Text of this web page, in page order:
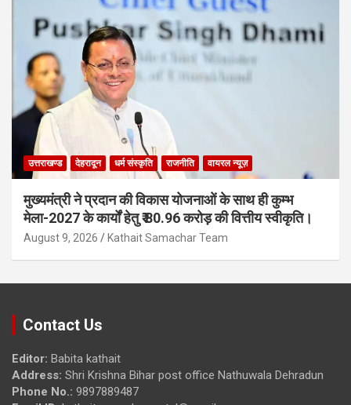
उत्तराखण्ड देहरादून धर्म संस्कृति राजनीति वायरल न्यूज़
मुख्यमंत्री ने प्रदान की विकास योजनाओं के साथ ही कुम्भ
मेला-2027 के कार्यों हेतु ₹ 80.96 करोड़ की वित्तीय स्वीकृति।
August 9, 2026 Kathait Samachar Team
Contact Us
Editor: Babita kathait
Address: Shri Krishna Bihar post office Nathuwala Dehradun
Phone No.: 9897889487